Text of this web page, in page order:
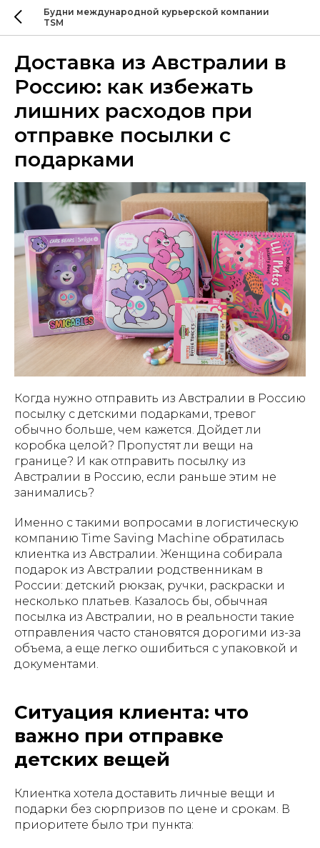
Будни международной курьерской компании
TSM
Доставка из Австралии в
Россию: как избежать
лишних расходов при
отправке посылки с
подарками
Когда нужно отправить из Австралии в Россию
посылку с детскими подарками, тревог
обычно больше, чем кажется. Дойдет ли
коробка целой? Пропустят ли вещи на
границе? И как отправить посылку из
Австралии в Россию, если раньше этим не
занимались?
Именно с такими вопросами в логистическую
компанию Time Saving Machine обратилась
клиентка из Австралии. Женщина собирала
подарок из Австралии родственникам в
России: детский рюкзак, ручки, раскраски и
несколько платьев. Казалось бы, обычная
посылка из Австралии, но в реальности такие
отправления часто становятся дорогими из-за
объема, а еще легко ошибиться с упаковкой и
документами.
Ситуация клиента: что
важно при отправке
детских вещей
Клиентка хотела доставить личные вещи и
подарки без сюрпризов по цене и срокам. В
приоритете было три пункта: